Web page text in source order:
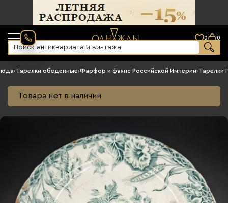
0 0
›Тарелки обеденные›Фарфор и фаянс Российской Империи›Тарелки
Товара нет в наличии